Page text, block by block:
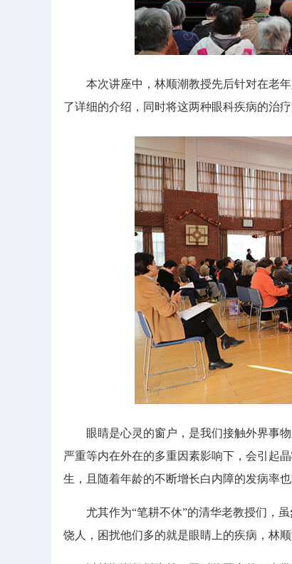
本次讲座中，林顺潮教授先后针对在老年
了详细的介绍，同时将这两种眼科疾病的治
眼睛是心灵的窗户，是我们接触外界事物
严重等内在外在的多重因素影响下，会引起
生，且随着年龄的不断增长白内障的发病率也
尤其作为“笔耕不休”的清华老教授们，虽
饶人，困扰他们多的就是眼睛上的疾病，林